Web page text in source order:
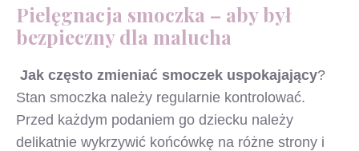
Pielęgnacja smoczka – aby był
bezpieczny dla malucha
Jak często zmieniać smoczek uspokajający?
Stan smoczka należy regularnie kontrolować.
Przed każdym podaniem go dziecku należy
delikatnie wykrzywić końcówkę na różne strony i